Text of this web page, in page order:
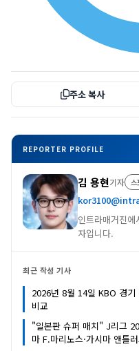
주소 복사
REPORTER PROFILE
김 용현기자
인트라매거진
자입니다.
최근 작성 기사
2026년 8월 14일 KBO 경기
비교
"일본판 슈퍼 매치" J리그
마 F.마리노스·가시마 앤틀